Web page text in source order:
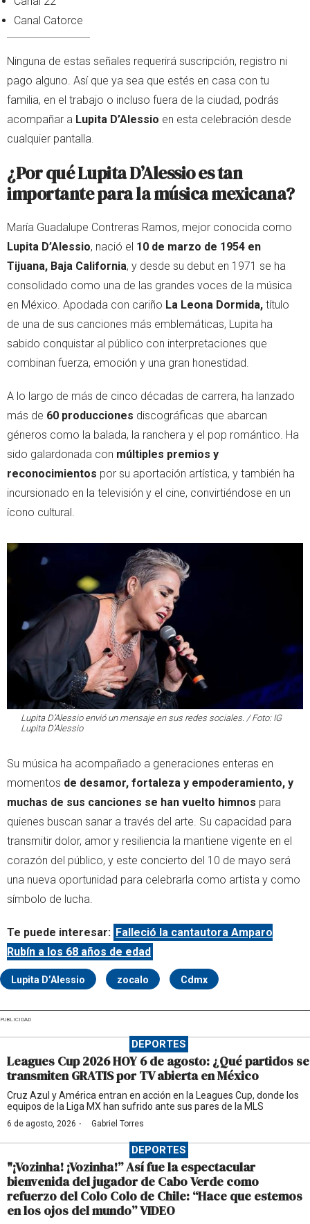
Canal Catorce
Ninguna de estas señales requerirá suscripción, registro ni
pago alguno. Así que ya sea que estés en casa con tu
familia, en el trabajo o incluso fuera de la ciudad, podrás
acompañar a Lupita D’Alessio en esta celebración desde
cualquier pantalla.
¿Por qué Lupita D’Alessio es tan
importante para la música mexicana?
María Guadalupe Contreras Ramos, mejor conocida como
Lupita D’Alessio, nació el 10 de marzo de 1954 en
Tijuana, Baja California, y desde su debut en 1971 se ha
consolidado como una de las grandes voces de la música
en México. Apodada con cariño La Leona Dormida, título
de una de sus canciones más emblemáticas, Lupita ha
sabido conquistar al público con interpretaciones que
combinan fuerza, emoción y una gran honestidad.
A lo largo de más de cinco décadas de carrera, ha lanzado
más de 60 producciones discográficas que abarcan
géneros como la balada, la ranchera y el pop romántico. Ha
sido galardonada con múltiples premios y
reconocimientos por su aportación artística, y también ha
incursionado en la televisión y el cine, convirtiéndose en un
ícono cultural.
Lupita D’Alessio envió un mensaje en sus redes sociales. / Foto: IG
Lupita D’Alessio
Su música ha acompañado a generaciones enteras en
momentos de desamor, fortaleza y empoderamiento, y
muchas de sus canciones se han vuelto himnos para
quienes buscan sanar a través del arte. Su capacidad para
transmitir dolor, amor y resiliencia la mantiene vigente en el
corazón del público, y este concierto del 10 de mayo será
una nueva oportunidad para celebrarla como artista y como
símbolo de lucha.
Te puede interesar: Falleció la cantautora Amparo
Rubín a los 68 años de edad
Lupita D’Alessio zocalo Cdmx
PUBLICIDAD
DEPORTES
Leagues Cup 2026 HOY 6 de agosto: ¿Qué partidos se
transmiten GRATIS por TV abierta en México
Cruz Azul y América entran en acción en la Leagues Cup, donde los
equipos de la Liga MX han sufrido ante sus pares de la MLS
6 de agosto, 2026 · Gabriel Torres
DEPORTES
"¡Vozinha! ¡Vozinha!” Así fue la espectacular
bienvenida del jugador de Cabo Verde como
refuerzo del Colo Colo de Chile: “Hace que estemos
en los ojos del mundo” VIDEO